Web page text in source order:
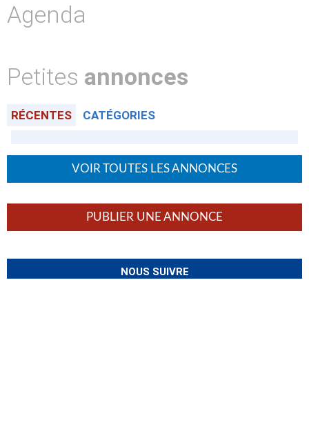
Agenda
Petites annonces
RÉCENTES CATÉGORIES
VOIR TOUTES LES ANNONCES
PUBLIER UNE ANNONCE
NOUS SUIVRE